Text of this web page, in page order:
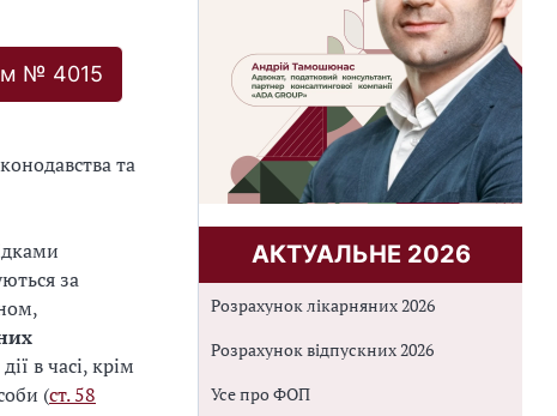
№ 4015
та
за
в часі, крім
(cт. 58
АКТУАЛЬНЕ 2026
Розрахунок лікарняних 2026
Розрахунок відпускних 2026
Усе про ФОП